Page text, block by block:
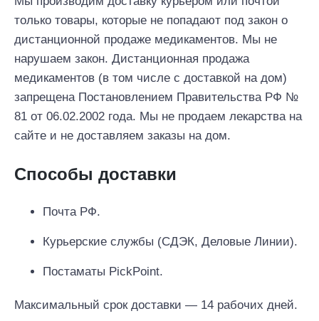
только товары, которые не попадают под закон о
дистанционной продаже медикаментов. Мы не
нарушаем закон. Дистанционная продажа
медикаментов (в том числе с доставкой на дом)
запрещена Постановлением Правительства РФ №
81 от 06.02.2002 года. Мы не продаем лекарства на
сайте и не доставляем заказы на дом.
Способы доставки
Почта РФ.
Курьерские службы (СДЭК, Деловые Линии).
Постаматы PickPoint.
Максимальный срок доставки — 14 рабочих дней.